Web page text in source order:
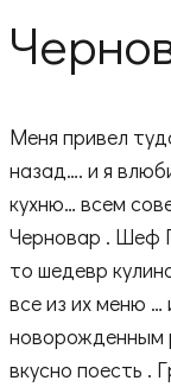
Меня привел
назад…. и я
кухню… всем
Черновар . Шеф
то шедевр
все из их меню
новорожденным
вкусно поесть .